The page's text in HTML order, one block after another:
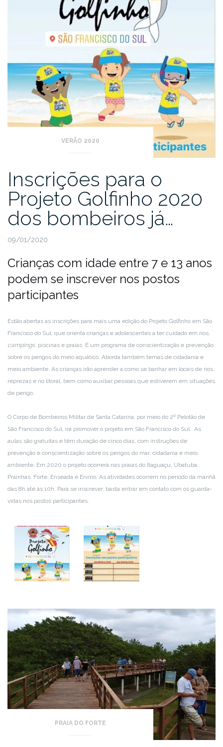
VERÃO 2020
Inscrições para o
Projeto Golfinho 2020
dos bombeiros já…
09/01/2020
Crianças com idade entre 7 e 13 anos
podem se inscrever nos postos
participantes
Estão abertas as inscrições para mais uma edição do Projeto Golfinho em São
Francisco do Sul, que orienta crianças e adolescentes a ter cuidado em rios,
campings, piscinas e praias. É um programa de conscientização e prevenção
sobre os perigos do meio aquático. Aborda também temas de cidadania e
meio ambiente. As crianças irão aprender a como se banhar em locais de rios,
reprezas e no litoral, bem como auxiliar pessoas que estiverem em situações
de perigo.
O Corpo de Bombeiros Militar de Santa Catarina, por meio do 2º Pelotão de
São Francisco do Sul, irá promover o projeto em São Francisco do Sul. As
aulas são gratuitas e têm duração de cinco dias, com instruções de
prevenção e conscientização sobre os perigos do mar, cidadania e meio
ambiente. Em 2020 o projeto ocorrerá nas praias do Itaguaçu, Ubatuba,
Prainhas, Forte, Enseada e Ervino. As atividades ocorrem no período da manhã
das 8h até às 10h. Para se inscrever, basta entrar em contato com os guarda-
vidas nos postos participantes.
PRAIA DO FORTE